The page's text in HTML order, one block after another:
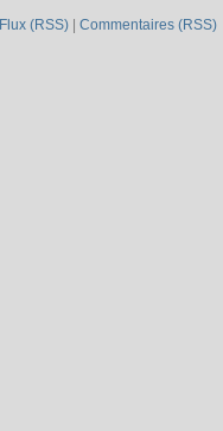
Flux (RSS) Commentaires (RSS)